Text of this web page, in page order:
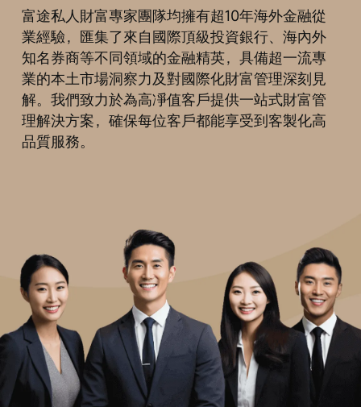
富途私人財富專家團隊均擁有超10年海外金融從
業經驗，匯集了來自國際頂級投資銀行、海內外
知名券商等不同領域的金融精英，具備超一流專
業的本土市場洞察力及對國際化財富管理深刻見
解。我們致力於為高凈值客戶提供一站式財富管
理解決方案，確保每位客戶都能享受到客製化高
品質服務。